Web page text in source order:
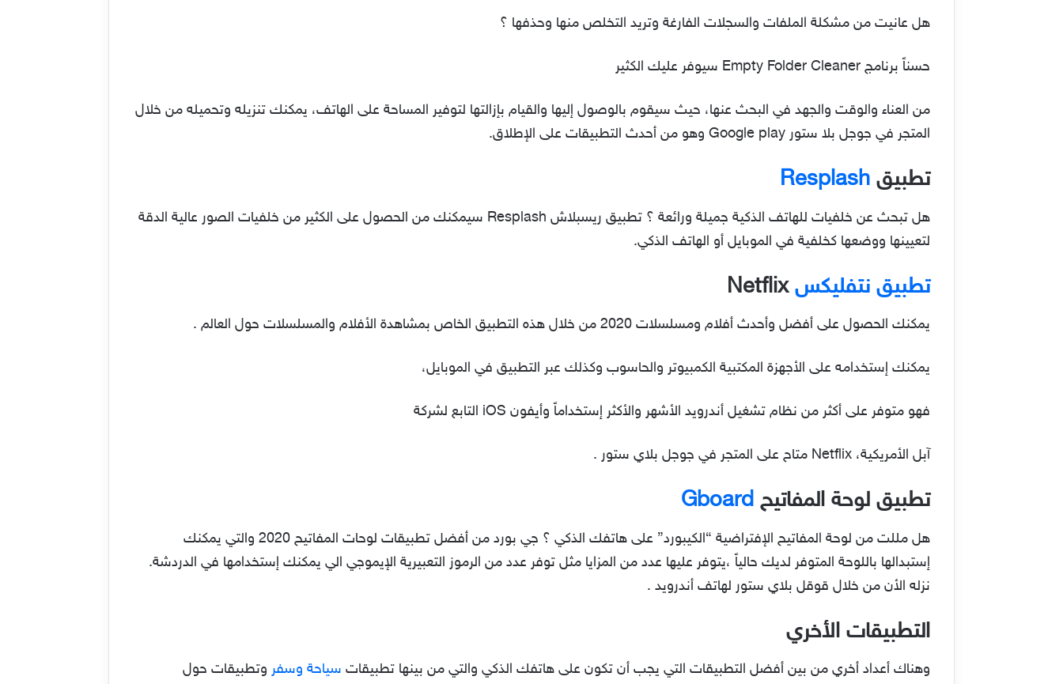
هل عانيت من مشكلة الملفات والسجلات الفارغة وتريد التخلص منها وحذفها ؟
حسناً برنامج Empty Folder Cleaner سيوفر عليك الكثير
من العناء والوقت والجهد في البحث عنها، حيث سيقوم بالوصول إليها والقيام بإزالتها لتوفير المساحة على الهاتف، يمكنك تنزيله وتحميله من خلال
المتجر في جوجل بلا ستور Google play وهو من أحدث التطبيقات على الإطلاق.
تطبيق Resplash
هل تبحث عن خلفيات للهاتف الذكية جميلة ورائعة ؟ تطبيق ريسبلاش Resplash سيمكنك من الحصول على الكثير من خلفيات الصور عالية الدقة
لتعيينها ووضعها كخلفية في الموبايل أو الهاتف الذكي.
تطبيق نتفليكسNetflix
يمكنك الحصول على أفضل وأحدث أفلام ومسلسلات 2020 من خلال هذه التطبيق الخاص بمشاهدة الأفلام والمسلسلات حول العالم .
يمكنك إستخدامه على الأجهزة المكتبية الكمبيوتر والحاسوب وكذلك عبر التطبيق في الموبايل،
فهو متوفر على أكثر من نظام تشغيل أندرويد الأشهر والأكثر إستخداماً وأيفون iOS التابع لشركة
آبل الأمريكية، Netflix متاح على المتجر في جوجل بلاي ستور .
تطبيق لوحة المفاتيح Gboard
هل مللت من لوحة المفاتيح الإفتراضية “الكيبورد” على هاتفك الذكي ؟ جي بورد من أفضل تطبيقات لوحات المفاتيح 2020 والتي يمكنك
إستبدالها باللوحة المتوفر لديك حالياً ،يتوفر عليها عدد من المزايا مثل توفر عدد من الرموز التعبيرية الإيموجي الي يمكنك إستخدامها في الدردشة.
نزله الأن من خلال قوقل بلاي ستور لهاتف أندرويد .
التطبيقات الأخري
وهناك أعداد أخري من بين أفضل التطبيقات التي يجب أن تكون على هاتفك الذكي والتي من بينها تطبيقات سياحة وسفر وتطبيقات حول